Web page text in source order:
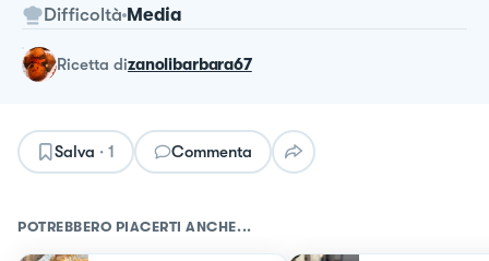
Difficoltà Media
ricetta dizanolibarbara67
Salva · 1 Commenta
POTREBBERO PIACERTI ANCHE...